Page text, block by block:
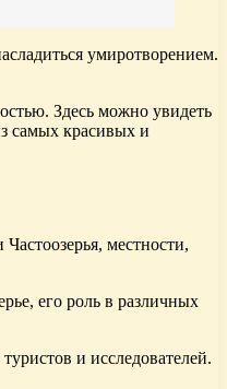
умиротворением.
Здесь можно увидеть
самых красивых и
местности,
его роль в различных
и исследователей.